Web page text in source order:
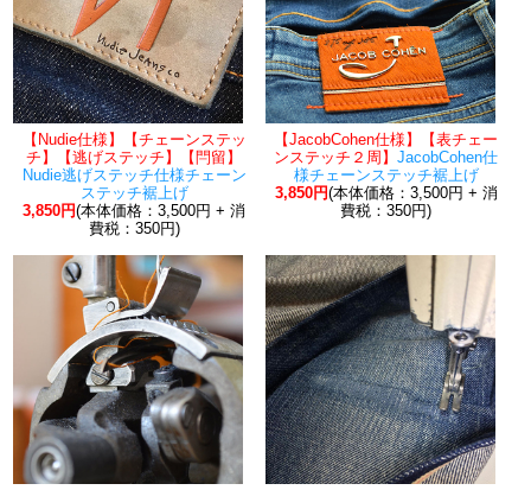
【Nudie仕様】【チェーンステッ
チ】【逃げステッチ】【閂留】
Nudie逃げステッチ仕様チェーン
ステッチ裾上げ
3,850円(本体価格：3,500円 + 消
費税：350円)
【JacobCohen仕様】【表チェー
ンステッチ２周】JacobCohen仕
様チェーンステッチ裾上げ
3,850円(本体価格：3,500円 + 消
費税：350円)